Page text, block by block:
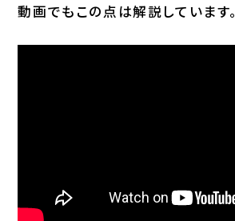
動画でもこの点は解説しています。